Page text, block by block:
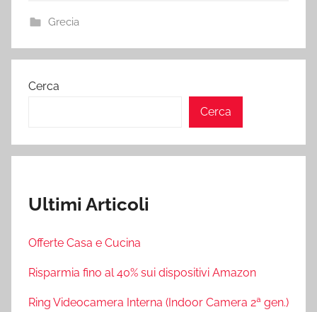
Grecia
Cerca
Cerca
Ultimi Articoli
Offerte Casa e Cucina
Risparmia fino al 40% sui dispositivi Amazon
Ring Videocamera Interna (Indoor Camera 2ª gen.)